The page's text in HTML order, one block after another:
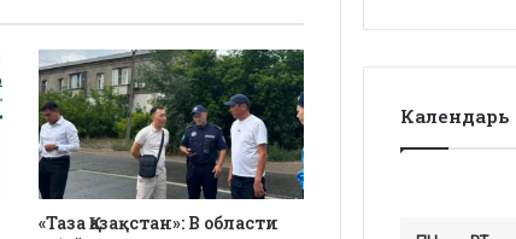
«Таза Қазақстан»: В области
Календарь